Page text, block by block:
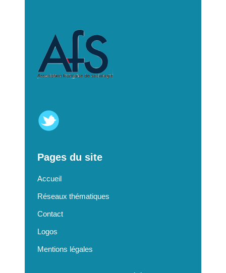
Pages du site
Accueil
Réseaux thématiques
Contact
Logos
Mentions légales